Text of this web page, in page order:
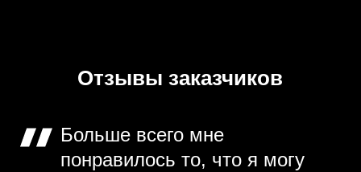
Отзывы заказчиков
Больше всего мне
понравилось то, что я могу